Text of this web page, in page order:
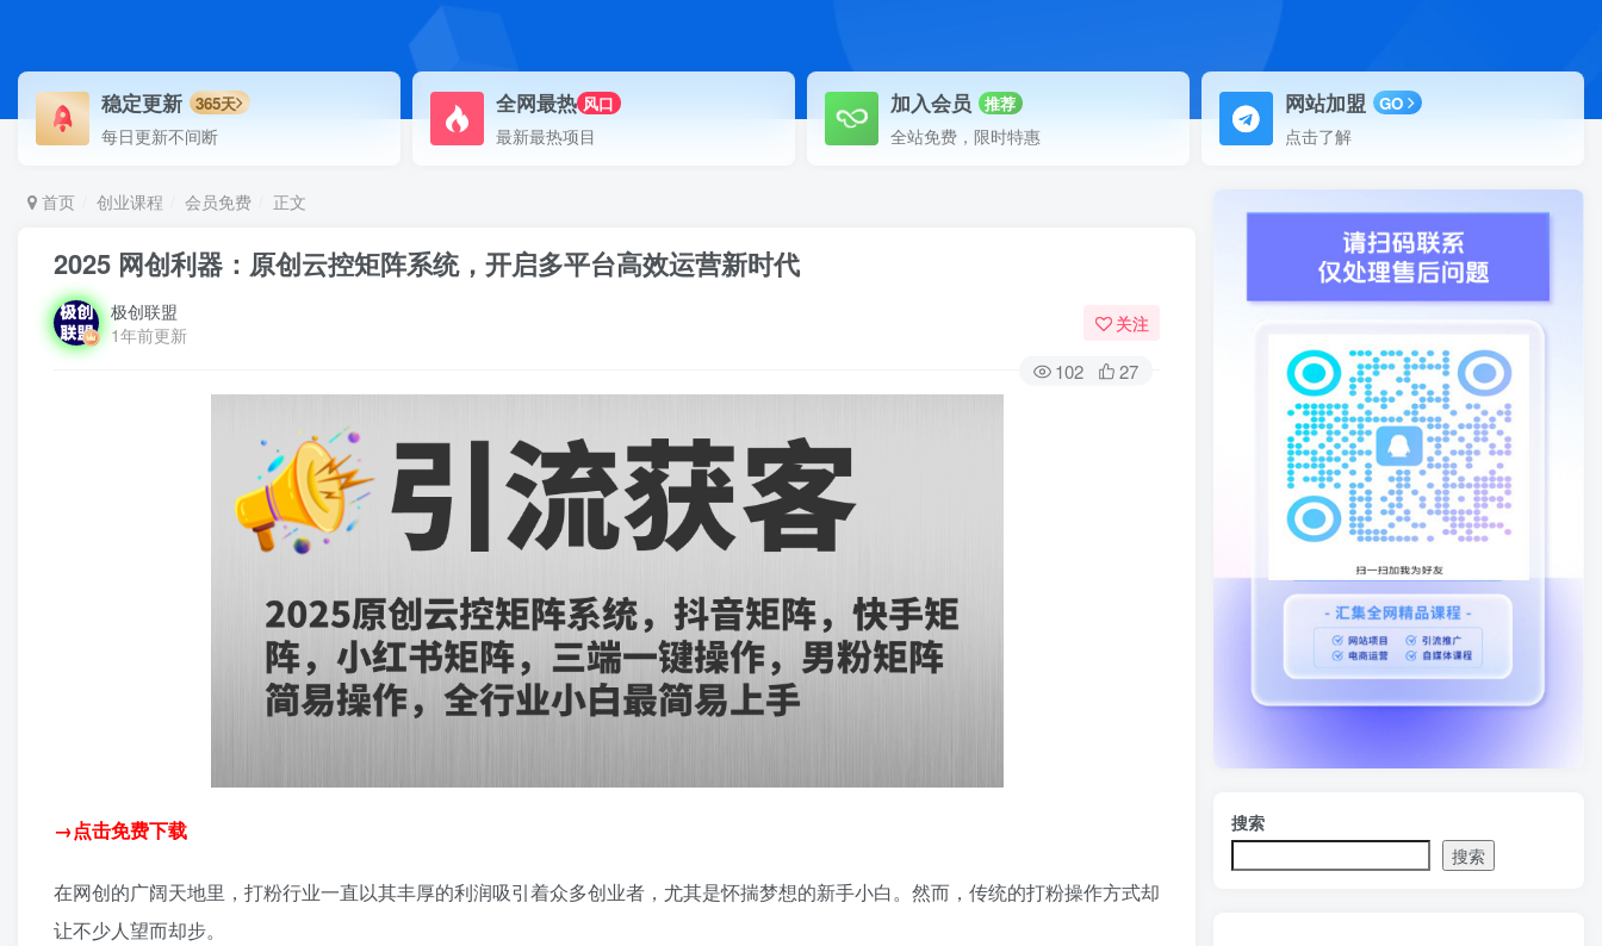
稳定更新 365天
每日更新不间断
全网最热 风口
最新最热项目
加入会员 推荐
全站免费，限时特惠
网站加盟 GO
点击了解
首页 创业课程 会员免费 正文
2025 网创利器：原创云控矩阵系统，开启多平台高效运营新时代
极创联盟
1年前更新
关注
102 27
→点击免费下载
在网创的广阔天地里，打粉行业一直以其丰厚的利润吸引着众多创业者，尤其是怀揣梦想的新手小白。然而，传统的打粉操作方式却
让不少人望而却步。
搜索
搜索